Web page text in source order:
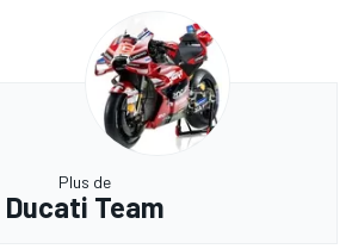
Plus de
Ducati Team